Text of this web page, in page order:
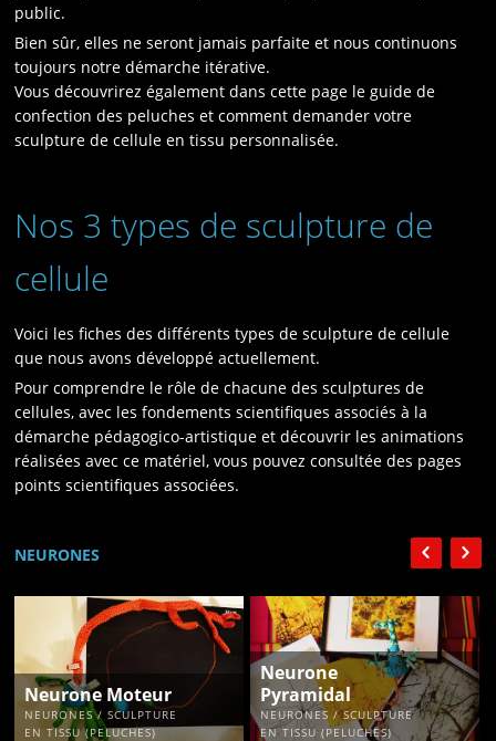
public.
Bien sûr, elles ne seront jamais parfaite et nous continuons
toujours notre démarche itérative.
Vous découvrirez également dans cette page le guide de
confection des peluches et comment demander votre
sculpture de cellule en tissu personnalisée.
Nos 3 types de sculpture de
cellule
Voici les fiches des différents types de sculpture de cellule
que nous avons développé actuellement.
Pour comprendre le rôle de chacune des sculptures de
cellules, avec les fondements scientifiques associés à la
démarche pédagogico-artistique et découvrir les animations
réalisées avec ce matériel, vous pouvez consultée des pages
points scientifiques associées.
NEURONES
Neurone Moteur
NEURONES / SCULPTURE
EN TISSU (PELUCHES)
Neurone
Pyramidal
NEURONES / SCULPTURE
EN TISSU (PELUCHES)